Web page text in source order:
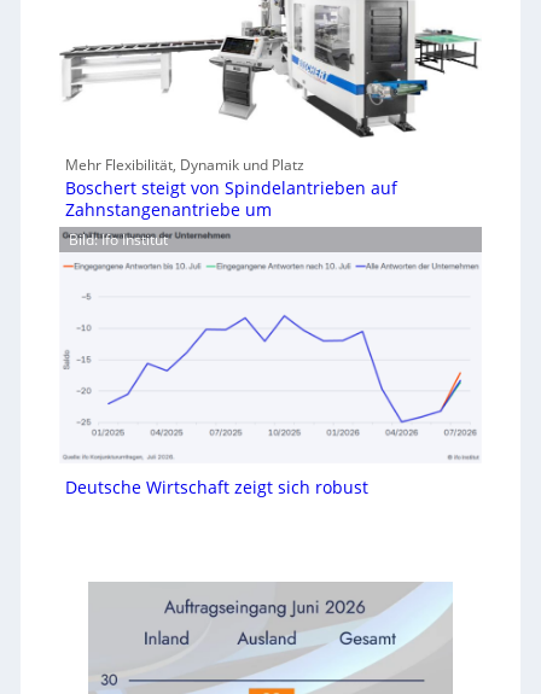
Mehr Flexibilität, Dynamik und Platz
Boschert steigt von Spindelantrieben auf
Zahnstangenantriebe um
Bild: Ifo Institut
Deutsche Wirtschaft zeigt sich robust